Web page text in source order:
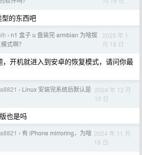
的东西吧
› n1 盒子 u 盘装完 armbian 为啥拔
式啊？
2025 年 1
月 18 日
开机就进入到安卓的恢复模式，请问你最
› Linux 安装完系统后默认是 2024 年 12 月
15 日
也是吗
› 有 iPhone mirroring，为啥 2024 年 11 月
18 日